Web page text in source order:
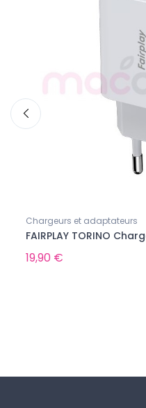
Chargeurs et adaptateurs
FAIRPLAY TORINO
19,90 €